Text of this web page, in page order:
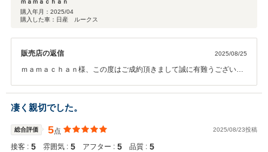
ｍａｍａｃｈａｎ
購入年月： 2025/04
購入した車：日産 ルークス
販売店の返信 2025/08/25
ｍａｍａｃｈａｎ様、この度はご成約頂きまして誠に有難うございま
のご希望に沿うお車が見つかり、弊社スタッフ一同も嬉しい限りで御
座います。今後も末長いお付き合いを頂ければ幸いです。 この度は誠
に有難うございました。カーバンクライトスタッフ一同
凄く親切でした。
総合評価 5点 2025/08/23投稿
接客 : 5 雰囲気 : 5 アフター : 5 品質 : 5